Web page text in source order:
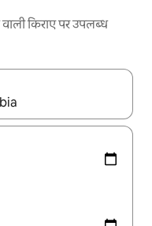
किराए पर उपलब्ध
की' का इस्तेमाल करके नेविगेट